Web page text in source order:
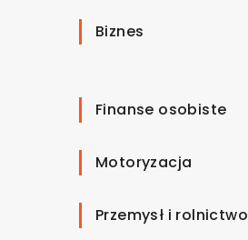
Biznes
Finanse osobiste
Motoryzacja
Przemysł i rolnictwo